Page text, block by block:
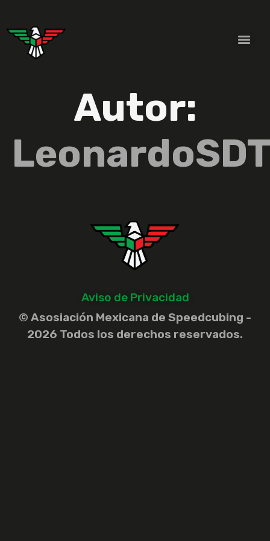
Autor:
Aviso de Privacidad
© Asosiación Mexicana de Speedcubing -
2026 Todos los derechos reservados.